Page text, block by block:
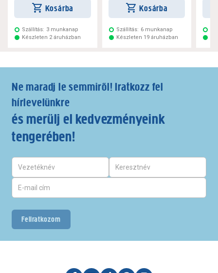
Kosárba
Szállítás: 3 munkanap
Készleten 2 áruházban
Kosárba
Szállítás: 6 munkanap
Készleten 19 áruházban
Ne maradj le semmiről! Iratkozz fel
hírlevelünkre
és merülj el kedvezményeink
tengerében!
Feliratkozom